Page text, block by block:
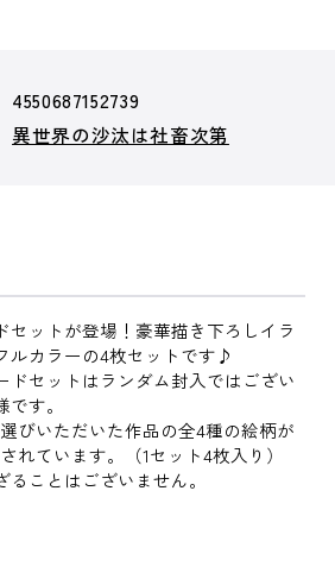
4550687152739
異世界の沙汰は社畜次第
セットが登場！豪華描き下ろしイラ
ルカラーの4枚セットです♪
セットはランダム封入ではござい
す。
びいただいた作品の全4種の絵柄が
れています。（1セット4枚入り）
ことはございません。